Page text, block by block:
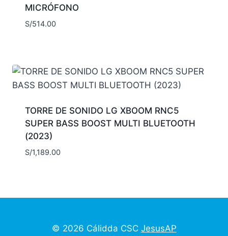
MICRÓFONO
S/514.00
TORRE DE SONIDO LG XBOOM RNC5
SUPER BASS BOOST MULTI BLUETOOTH
(2023)
S/1,189.00
© 2026 Cálidda CSC JesusAP